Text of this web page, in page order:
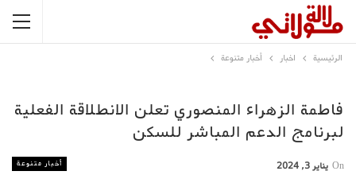
الرئيسية اخبار أخبار متنوعة
فاطمة الزهراء المنصوري تعلن الانطلاقة الفعلية
لبرنامج الدعم المباشر للسكن
أخبار متنوعة On يناير 3, 2024